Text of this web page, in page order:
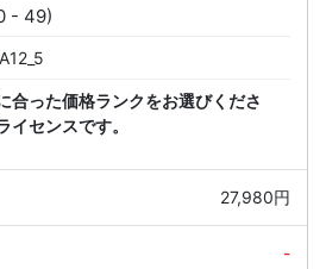
- 49)
合った価格ランクをお選びくださ
イセンスです。
27,980円
-